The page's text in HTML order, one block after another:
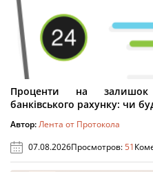
Проценти на залишок
банківського рахунку: чи
Автор:Лента от Протокола
07.08.2026Просмотров:51